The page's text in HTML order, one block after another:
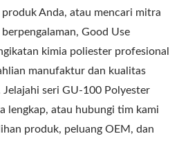
Anda, atau mencari mitra
Good Use
kimia poliester profesional
manufaktur dan kualitas
seri GU-100 Polyester
lengkap, atau hubungi tim kami
produk, peluang OEM, dan